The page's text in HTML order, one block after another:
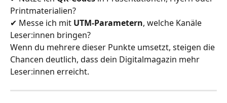
Printmaterialien?
✔ Messe ich mit UTM-Parametern, welche Kanäle
Leser:innen bringen?
Wenn du mehrere dieser Punkte umsetzt, steigen die
Chancen deutlich, dass dein Digitalmagazin mehr
Leser:innen erreicht.